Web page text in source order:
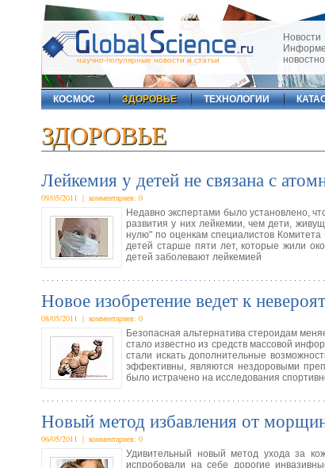
научно-популярные новости и статьи
КОСМОС
ЗДОРОВЬЕ ТЕХНОЛОГИИ
ЗДОРОВЬЕ
Лейкемия у детей не связана с
09/05/2011 | комментариев: 0
Недавно экспертами было установлено,
развития у них лейкемии, чем дети,
нулю" по оценкам специалистов
детей старше пяти лет, которые жили
детей заболевают лейкемией
Новое изобретение ведет к
08/05/2011 | комментариев: 0
Безопасная альтернатива стероидам
стало известно из средств массовой
стали искать дополнительные
эффективны, являются нездоровыми
было истрачено на исследования
Новый метод избавления от
06/05/2011 | комментариев: 0
Удивительный новый метод ухода за
испробовали на себе дорогие